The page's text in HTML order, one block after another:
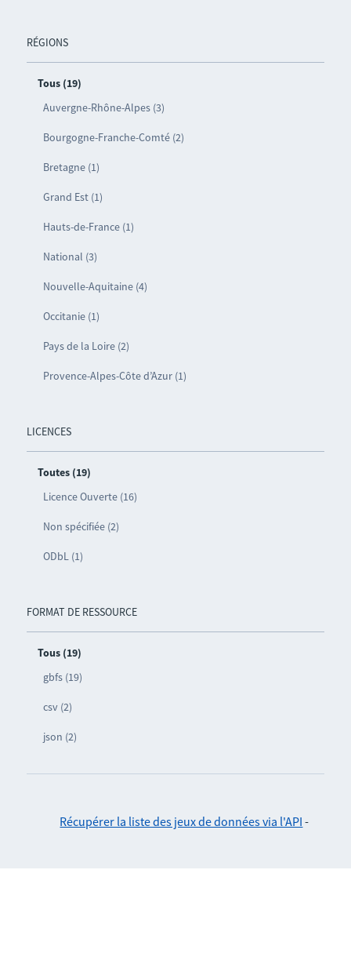
RÉGIONS
Tous (19)
Auvergne-Rhône-Alpes (3)
Bourgogne-Franche-Comté (2)
Bretagne (1)
Grand Est (1)
Hauts-de-France (1)
National (3)
Nouvelle-Aquitaine (4)
Occitanie (1)
Pays de la Loire (2)
Provence-Alpes-Côte d’Azur (1)
LICENCES
Toutes (19)
Licence Ouverte (16)
Non spécifiée (2)
ODbL (1)
FORMAT DE RESSOURCE
Tous (19)
gbfs (19)
csv (2)
json (2)
Récupérer la liste des jeux de données via l'API -